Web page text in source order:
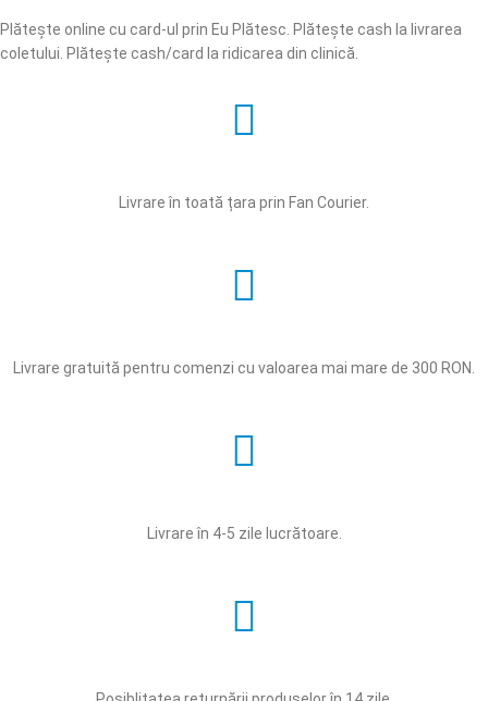
Plătește online cu card-ul prin Eu Plătesc. Plătește cash la livrarea
coletului. Plătește cash/card la ridicarea din clinică.
Livrare în toată țara prin Fan Courier.
Livrare gratuită pentru comenzi cu valoarea mai mare de 300 RON.
Livrare în 4-5 zile lucrătoare.